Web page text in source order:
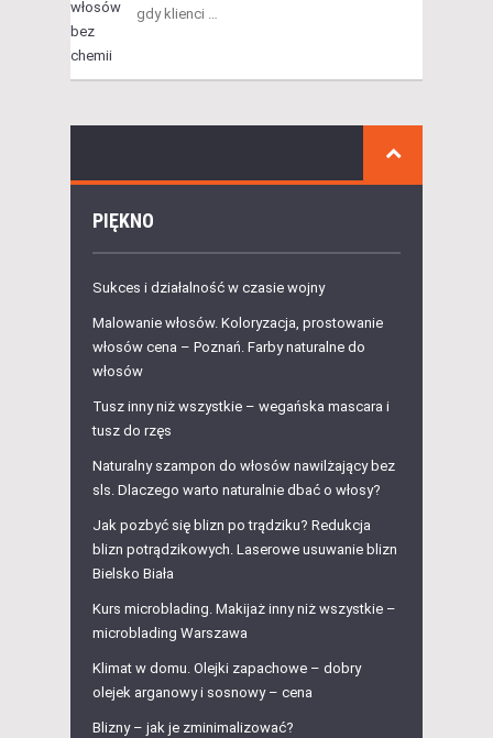
gdy klienci …
PIĘKNO
Sukces i działalność w czasie wojny
Malowanie włosów. Koloryzacja, prostowanie
włosów cena – Poznań. Farby naturalne do
włosów
Tusz inny niż wszystkie – wegańska mascara i
tusz do rzęs
Naturalny szampon do włosów nawilżający bez
sls. Dlaczego warto naturalnie dbać o włosy?
Jak pozbyć się blizn po trądziku? Redukcja
blizn potrądzikowych. Laserowe usuwanie blizn
Bielsko Biała
Kurs microblading. Makijaż inny niż wszystkie –
microblading Warszawa
Klimat w domu. Olejki zapachowe – dobry
olejek arganowy i sosnowy – cena
Blizny – jak je zminimalizować?